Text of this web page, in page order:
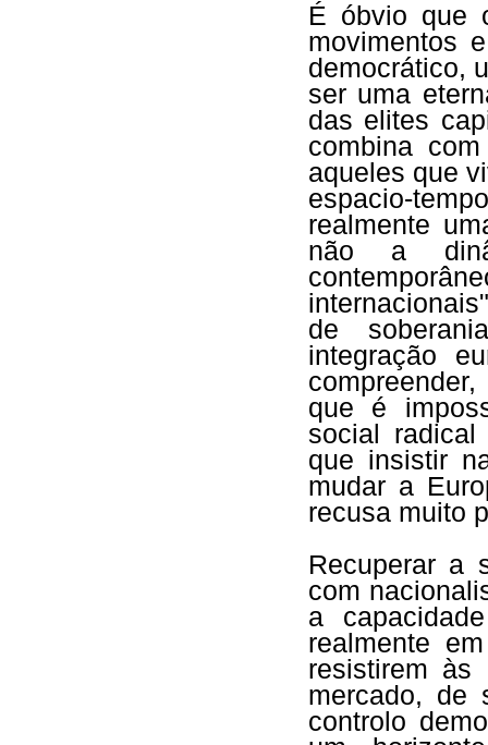
É óbvio que
movimentos
democrático,
ser uma
das elites
combina
aqueles que
espacio-
realmente
não a
de
integração
que é
social
que insistir
mudar a
recusa muito
Recuperar a
com
a
realmente
resistirem
mercado, de
controlo